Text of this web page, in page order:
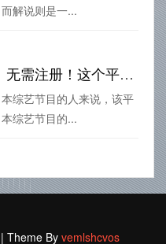
解说则是一...
不用付费、无需注册！这个平台是你看日本综艺节目回放最佳选择
综艺节目的人来说，该平
综艺节目的...
Theme By vemlshcvos